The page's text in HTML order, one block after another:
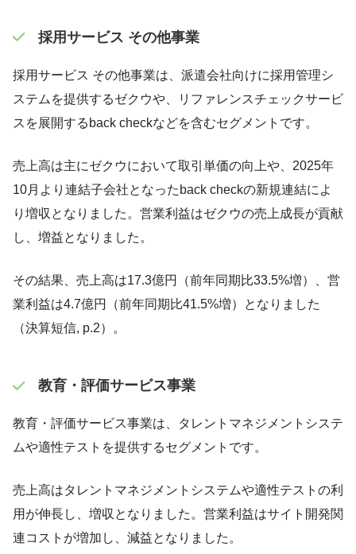
採用サービス その他事業
採用サービス その他事業は、派遣会社向けに採用管理シ
ステムを提供するゼクウや、リファレンスチェックサービ
スを展開するback checkなどを含むセグメントです。
売上高は主にゼクウにおいて取引単価の向上や、2025年
10月より連結子会社となったback checkの新規連結によ
り増収となりました。営業利益はゼクウの売上成長が貢献
し、増益となりました。
その結果、売上高は17.3億円（前年同期比33.5%増）、営
業利益は4.7億円（前年同期比41.5%増）となりました
（決算短信, p.2）。
教育・評価サービス事業
教育・評価サービス事業は、タレントマネジメントシステ
ムや適性テストを提供するセグメントです。
売上高はタレントマネジメントシステムや適性テストの利
用が伸長し、増収となりました。営業利益はサイト開発関
連コストが増加し、減益となりました。